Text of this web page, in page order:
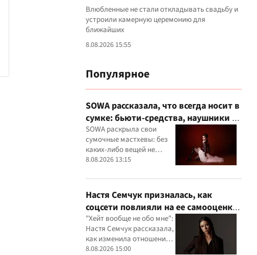
Влюбленные не стали откладывать свадьбу и
устроили камерную церемонию для
ближайших
8.08.2026 15:55
Популярное
SOWA рассказала, что всегда носит в
сумке: бьюти-средства, наушники и
флешки с музыкой
SOWA раскрыла свои
сумочные мастхевы: без
каких-либо вещей не
выходит из дома
8.08.2026 13:15
Настя Семчук призналась, как
соцсети повлияли на ее самооценку:
"Я стала сомневаться в себе"
"Хейт вообще не обо мне":
Настя Семчук рассказала,
как изменила отношение к
критике
8.08.2026 15:00